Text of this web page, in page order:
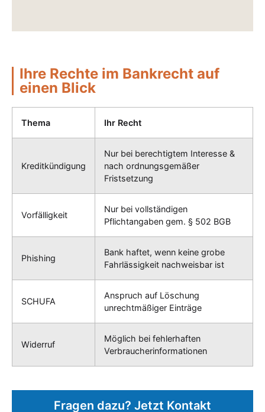
Ihre Rechte im Bankrecht auf
einen Blick
Thema Ihr Recht
Kreditkündigung
Nur bei berechtigtem Interesse &
nach ordnungsgemäßer
Fristsetzung
Vorfälligkeit
Nur bei vollständigen
Pflichtangaben gem. § 502 BGB
Phishing
Bank haftet, wenn keine grobe
Fahrlässigkeit nachweisbar ist
SCHUFA
Anspruch auf Löschung
unrechtmäßiger Einträge
Widerruf
Möglich bei fehlerhaften
Verbraucherinformationen
Fragen dazu? Jetzt Kontakt